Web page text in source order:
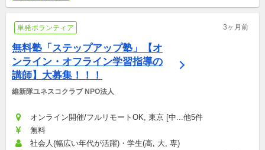
単発ボランティア 3ヶ月前
無料塾「ステップアップ塾」【オ
ンライン・オフライン学習指導の
講師】大募集！！！
維新隊ユネスコクラブ NPO法人
オンライン開催/フルリモートOK, 東京 [中...他5件
無料
社会人(幅広い年代が活躍)・学生(高, 大, 専)